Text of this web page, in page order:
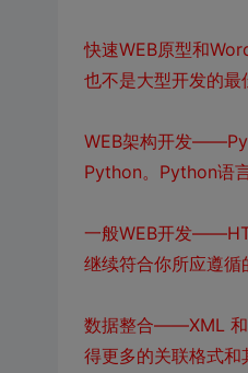
快速WEB原型和
也不是大型开发的
WEB架构开发
Python。Python语
一般WEB开发
继续符合你所应遵循
数据整合——XML 和
得更多的关联格式和